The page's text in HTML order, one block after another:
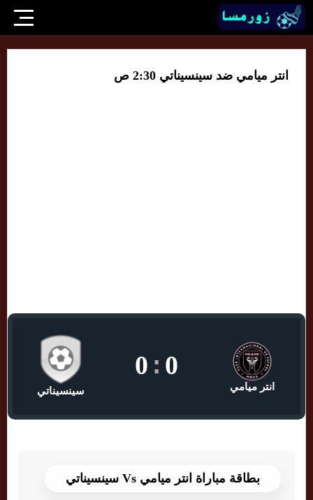
انتر ميامي ضد سينسيناتي 2:30 ص
انتر ميامي
0
:
0
سينسيناتي
بطاقة مباراة انتر ميامي Vs سينسيناتي